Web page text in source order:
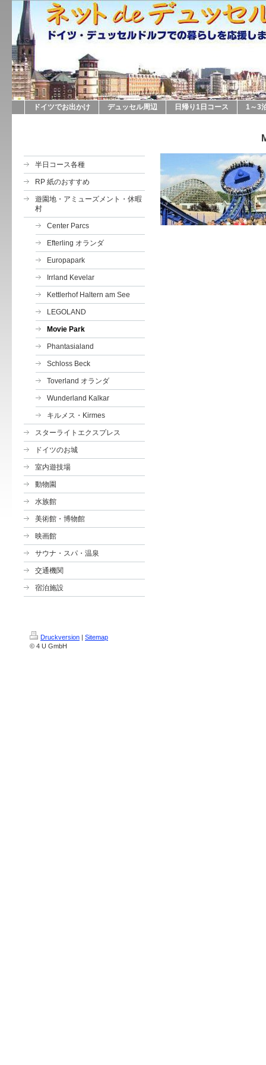
ドイツでお出かけ デュッセル周辺 日帰り1日コース 1～3
半日コース各種
RP 紙のおすすめ
遊園地・アミューズメント・休暇
村
Center Parcs
Efterling オランダ
Europapark
Irrland Kevelar
Kettlerhof Haltern am See
LEGOLAND
Movie Park
Phantasialand
Schloss Beck
Toverland オランダ
Wunderland Kalkar
キルメス・Kirmes
スターライトエクスプレス
ドイツのお城
室内遊技場
動物園
水族館
美術館・博物館
映画館
サウナ・スパ・温泉
交通機関
宿泊施設
Druckversion | Sitemap
© 4 U GmbH